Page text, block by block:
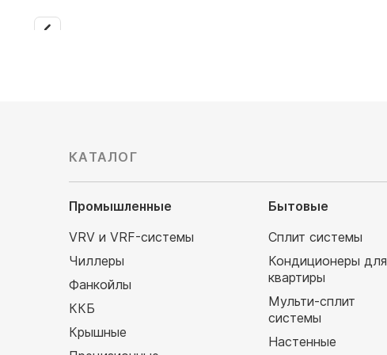
КАТАЛОГ
Промышленные
VRV и VRF-системы
Чиллеры
Фанкойлы
ККБ
Крышные
Бытовые
Сплит системы
Кондиционеры для
квартиры
Мульти-сплит
системы
Настенные